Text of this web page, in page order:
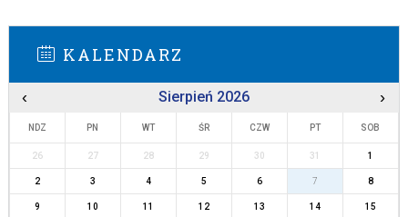
KALENDARZ
‹ Sierpień 2026 ›
NDZ PN WT ŚR CZW PT SOB
26 27 28 29 30 31 1
2 3 4 5 6 7 8
9 10 11 12 13 14 15